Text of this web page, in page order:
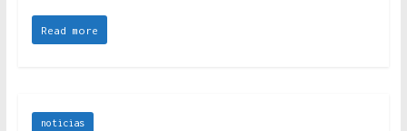
Read more
noticias